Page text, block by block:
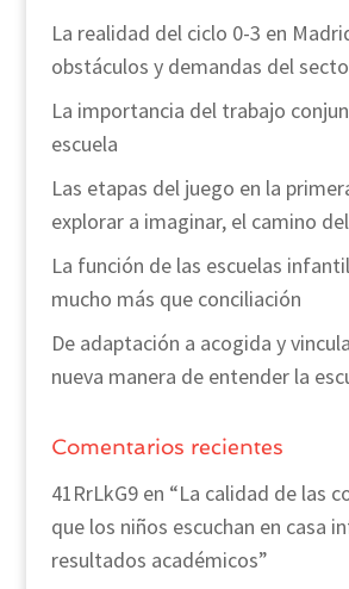
La realidad del ciclo 0-3 en
obstáculos y demandas del
La importancia del trabajo
escuela
Las etapas del juego en la
explorar a imaginar, el camino
La función de las escuelas
mucho más que conciliación
De adaptación a acogida y
nueva manera de entender la
Comentarios recientes
41RrLkG9en “La calidad de las
que los niños escuchan en casa
resultados académicos”